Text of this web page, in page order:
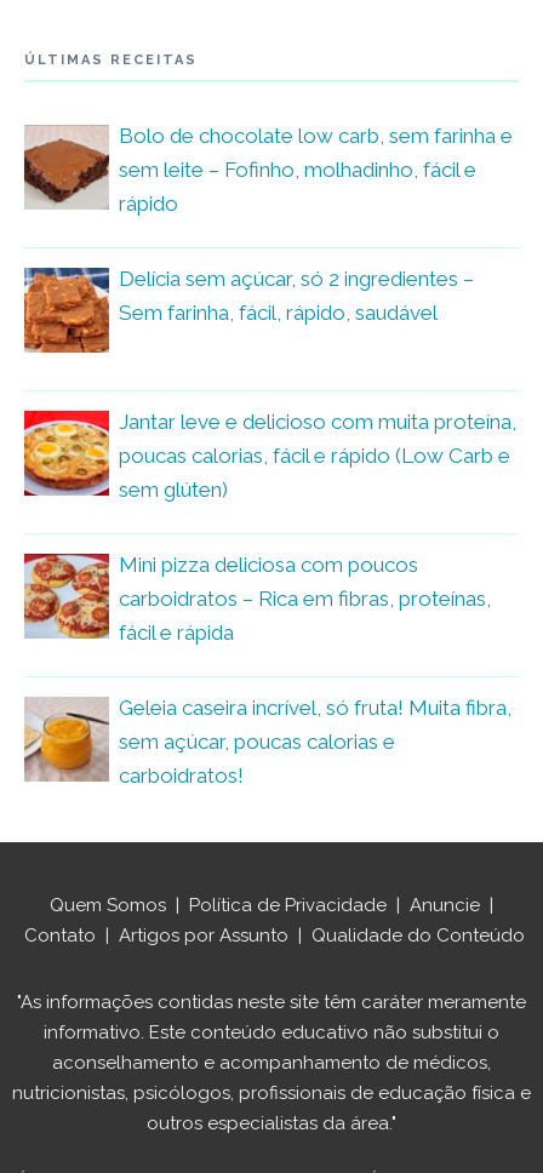
ÚLTIMAS RECEITAS
Bolo de chocolate low carb, sem farinha e
sem leite – Fofinho, molhadinho, fácil e
rápido
Delícia sem açúcar, só 2 ingredientes –
Sem farinha, fácil, rápido, saudável
Jantar leve e delicioso com muita proteína,
poucas calorias, fácil e rápido (Low Carb e
sem glúten)
Mini pizza deliciosa com poucos
carboidratos – Rica em fibras, proteínas,
fácil e rápida
Geleia caseira incrível, só fruta! Muita fibra,
sem açúcar, poucas calorias e
carboidratos!
Quem Somos | Política de Privacidade | Anuncie |
Contato | Artigos por Assunto | Qualidade do Conteúdo
"As informações contidas neste site têm caráter meramente
informativo. Este conteúdo educativo não substitui o
aconselhamento e acompanhamento de médicos,
nutricionistas, psicólogos, profissionais de educação física e
outros especialistas da área."